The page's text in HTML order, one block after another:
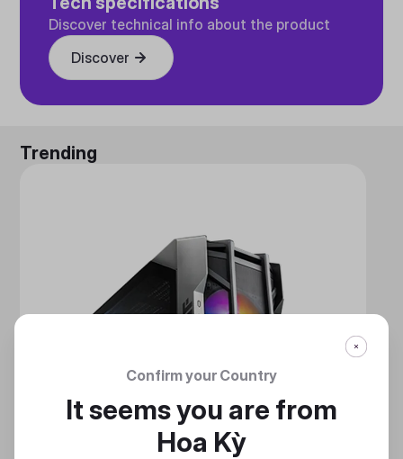
Discover technical info about the product
Discover
Trending
Confirm your Country
It seems you are from
Hoa Kỳ